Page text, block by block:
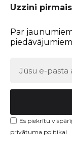
Uzzini pirmais
Par
piedāvājumiem
Es piekrītu
privātuma politikai